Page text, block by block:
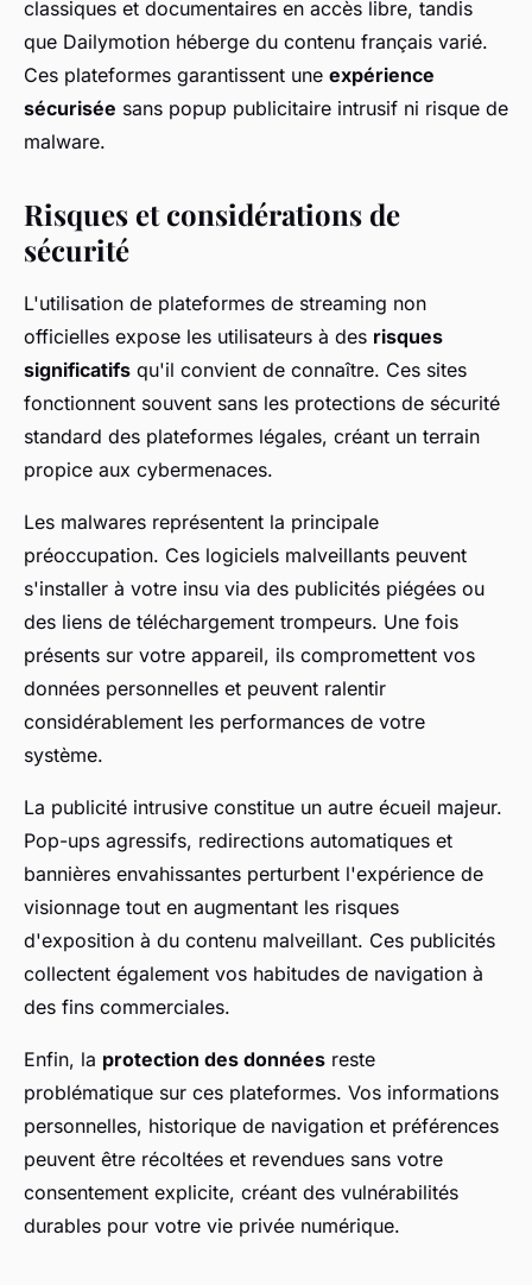
classiques et documentaires en accès libre, tandis
que Dailymotion héberge du contenu français varié.
Ces plateformes garantissent une expérience
sécurisée sans popup publicitaire intrusif ni risque de
malware.
Risques et considérations de
sécurité
L'utilisation de plateformes de streaming non
officielles expose les utilisateurs à des risques
significatifs qu'il convient de connaître. Ces sites
fonctionnent souvent sans les protections de sécurité
standard des plateformes légales, créant un terrain
propice aux cybermenaces.
Les malwares représentent la principale
préoccupation. Ces logiciels malveillants peuvent
s'installer à votre insu via des publicités piégées ou
des liens de téléchargement trompeurs. Une fois
présents sur votre appareil, ils compromettent vos
données personnelles et peuvent ralentir
considérablement les performances de votre
système.
La publicité intrusive constitue un autre écueil majeur.
Pop-ups agressifs, redirections automatiques et
bannières envahissantes perturbent l'expérience de
visionnage tout en augmentant les risques
d'exposition à du contenu malveillant. Ces publicités
collectent également vos habitudes de navigation à
des fins commerciales.
Enfin, la protection des données reste
problématique sur ces plateformes. Vos informations
personnelles, historique de navigation et préférences
peuvent être récoltées et revendues sans votre
consentement explicite, créant des vulnérabilités
durables pour votre vie privée numérique.